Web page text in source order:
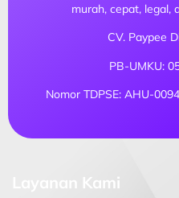
murah, cepat, legal,
CV. Paypee
PB-UMKU:
Nomor TDPSE: AHU-
Layanan Kami